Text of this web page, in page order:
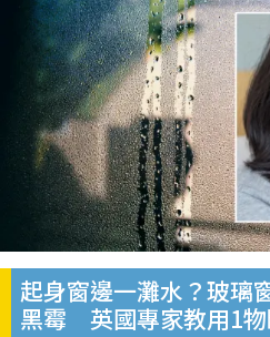
起身窗邊一灘水？玻璃
黑霉 英國專家教用1物